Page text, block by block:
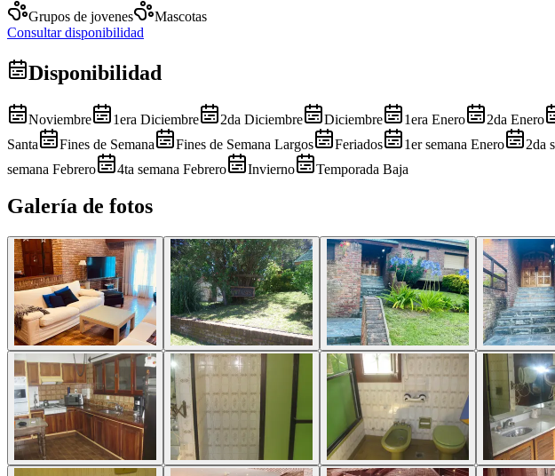
Grupos de jovenes
Mascotas
Consultar disponibilidad
Disponibilidad
Noviembre 1era Diciembre 2da Diciembre Diciembre 1era Enero 2da Enero
Santa
Fines de Semana Fines de Semana Largos Feriados 1er semana Enero 2da
semana Febrero
4ta semana Febrero Invierno Temporada Baja
Galería de fotos